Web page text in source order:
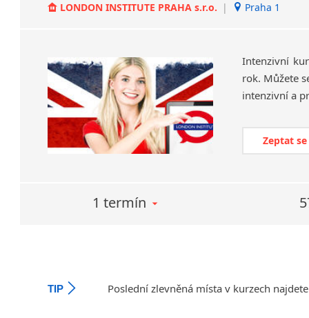
LONDON INSTITUTE PRAHA s.r.o. | Praha 1
Intenzivní
rok. Můžete
Zeptat
1 termín
TIP Poslední zlevněná místa v kurzech